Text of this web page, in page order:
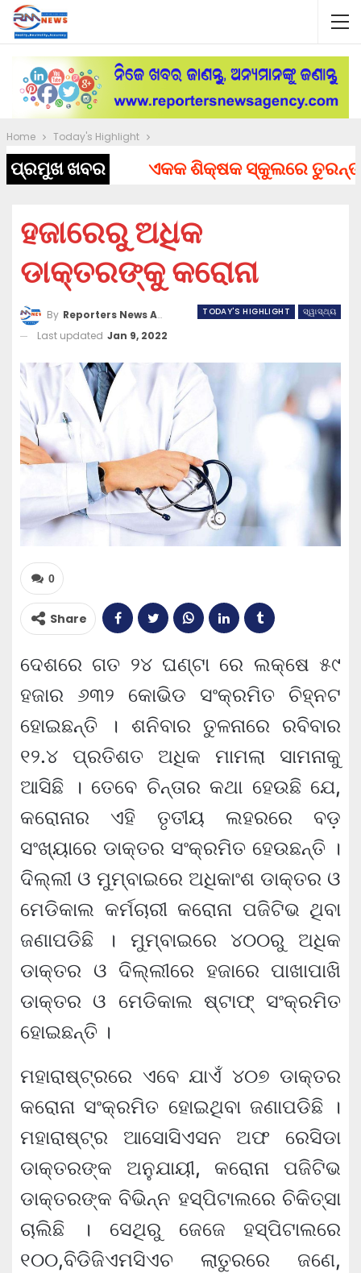
Home Today's Highlight
ପ୍ରମୁଖ ଖବର ଏକକ ଶିକ୍ଷକ ସ୍କୁଲରେ ତୁରନ୍ତ
ହଜାରେରୁ ଅଧିକ
ଡାକ୍ତରଙ୍କୁ କରୋନା
TODAY'S HIGHLIGHT ସ୍ୱାସ୍ଥ୍ୟ
By Reporters News Agency
Last updated Jan 9, 2022
0
Share
ଦେଶରେ ଗତ ୨୪ ଘଣ୍ଟା ରେ ଲକ୍ଷେ ୫୯
ହଜାର ୬୩୨ କୋଭିଡ ସଂକ୍ରମିତ ଚିହ୍ନଟ
ହୋଇଛନ୍ତି । ଶନିବାର ତୁଳନାରେ ରବିବାର
୧୨.୪ ପ୍ରତିଶତ ଅଧିକ ମାମଲା ସାମନାକୁ
ଆସିଛି । ତେବେ ଚିନ୍ତାର କଥା ହେଉଛି ଯେ,
କରୋନାର ଏହି ତୃତୀୟ ଲହରରେ ବଡ଼
ସଂଖ୍ୟାରେ ଡାକ୍ତର ସଂକ୍ରମିତ ହେଉଛନ୍ତି ।
ଦିଲ୍ଲୀ ଓ ମୁମ୍ବାଇରେ ଅଧିକାଂଶ ଡାକ୍ତର ଓ
ମେଡିକାଲ କର୍ମଚାରୀ କରୋନା ପଜିଟିଭ ଥିବା
ଜଣାପଡିଛି । ମୁମ୍ବାଇରେ ୪୦୦ରୁ ଅଧିକ
ଡାକ୍ତର ଓ ଦିଲ୍ଲୀରେ ହଜାରେ ପାଖାପାଖି
ଡାକ୍ତର ଓ ମେଡିକାଲ ଷ୍ଟାଫ୍ ସଂକ୍ରମିତ
ହୋଇଛନ୍ତି ।
ମହାରାଷ୍ଟ୍ରରେ ଏବେ ଯାଏଁ ୪୦୭ ଡାକ୍ତର
କରୋନା ସଂକ୍ରମିତ ହୋଇଥିବା ଜଣାପଡିଛି ।
ମହାରାଷ୍ଟ୍ର ଆସୋସିଏସନ ଅଫ ରେସିଡା
ଡାକ୍ତରଙ୍କ ଅନୁଯାୟୀ, କରୋନା ପଜିଟିଭ
ଡାକ୍ତରଙ୍କ ବିଭିନ୍ନ ହସ୍ପିଟାଲରେ ଚିକିତ୍ସା
ଚାଲିଛି । ସେଥିରୁ ଜେଜେ ହସ୍ପିଟାଲରେ
୧୦୦,ବିଡିଜିଏମସିଏଚ ଲାତୁରରେ ଜଣେ,